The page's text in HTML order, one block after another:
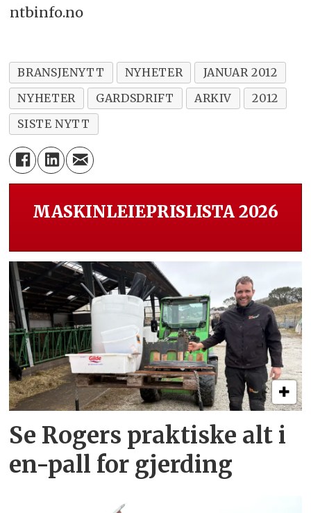
ntbinfo.no
BRANSJENYTT NYHETER
JANUAR 2012
NYHETER
GARDSDRIFT ARKIV
2012
SISTE NYTT
MASKINLEIEPRISLISTA 2026
Se Rogers praktiske alt i
en-pall for gjerding